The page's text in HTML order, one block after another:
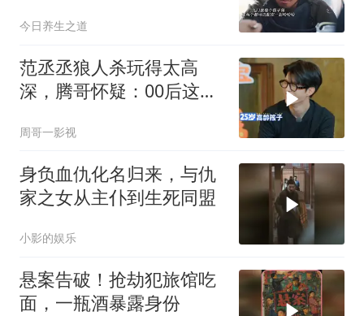
今日养生之道
范丞丞狼人杀玩得太高
深，腾哥怀疑：00后这么
周哥一影视
身负血仇化名归来，与仇
家之女从主仆到生死同盟
小影的娱乐
悬案告破！抢劫犯旅馆吃
面，一瓶酒暴露身份